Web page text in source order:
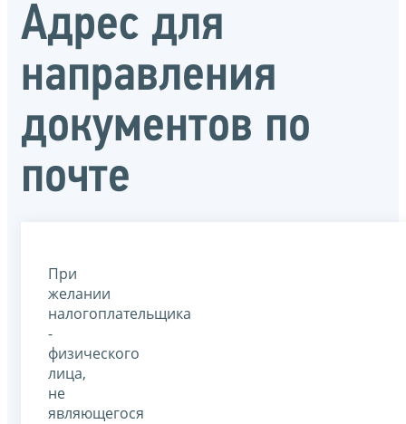
Адрес для
направления
документов по
почте
При
желании
налогоплательщика
-
физического
лица,
не
являющегося